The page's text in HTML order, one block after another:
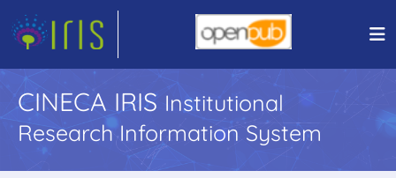
CINECA IRIS Institutional
Research Information System